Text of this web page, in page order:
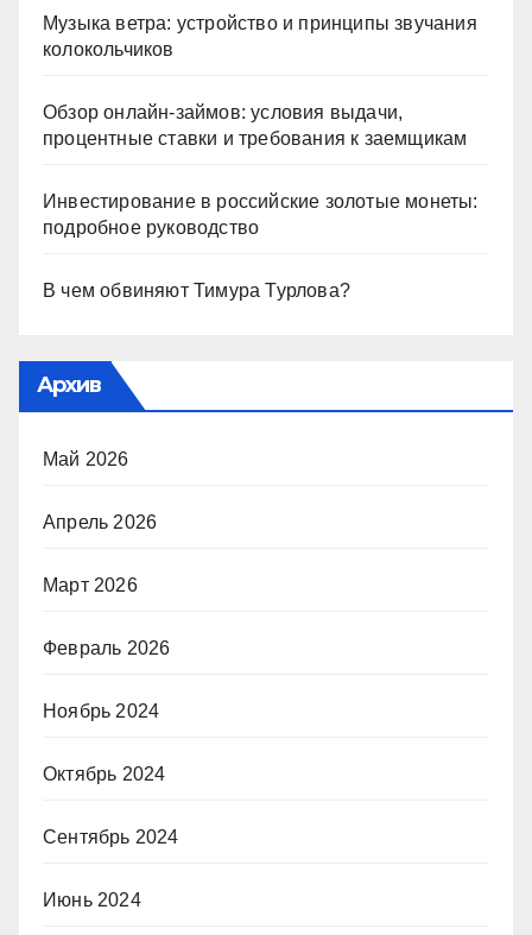
Музыка ветра: устройство и принципы звучания
колокольчиков
Обзор онлайн-займов: условия выдачи,
процентные ставки и требования к заемщикам
Инвестирование в российские золотые монеты:
подробное руководство
В чем обвиняют Тимура Турлова?
Архив
Май 2026
Апрель 2026
Март 2026
Февраль 2026
Ноябрь 2024
Октябрь 2024
Сентябрь 2024
Июнь 2024